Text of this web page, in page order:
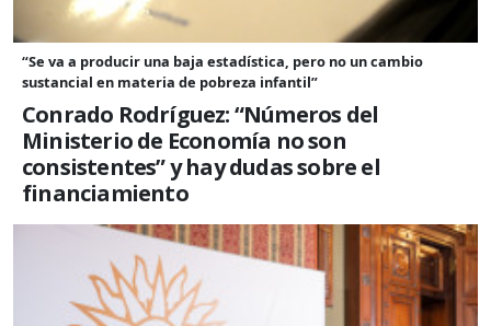
“Se va a producir una baja estadística, pero no un cambio
sustancial en materia de pobreza infantil”
Conrado Rodríguez: “Números del
Ministerio de Economía no son
consistentes” y hay dudas sobre el
financiamiento